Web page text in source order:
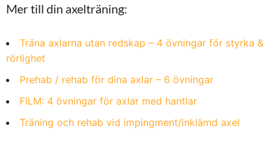
Mer till din axelträning:
Träna axlarna utan redskap – 4 övningar för styrka &
rörlighet
Prehab / rehab för dina axlar – 6 övningar
FILM: 4 övningar för axlar med hantlar
Träning och rehab vid impingment/inklämd axel